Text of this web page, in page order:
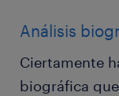
Análisis
Ciertamente
biográfica